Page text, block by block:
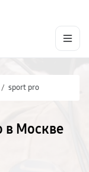
/ sport pro
в Москве